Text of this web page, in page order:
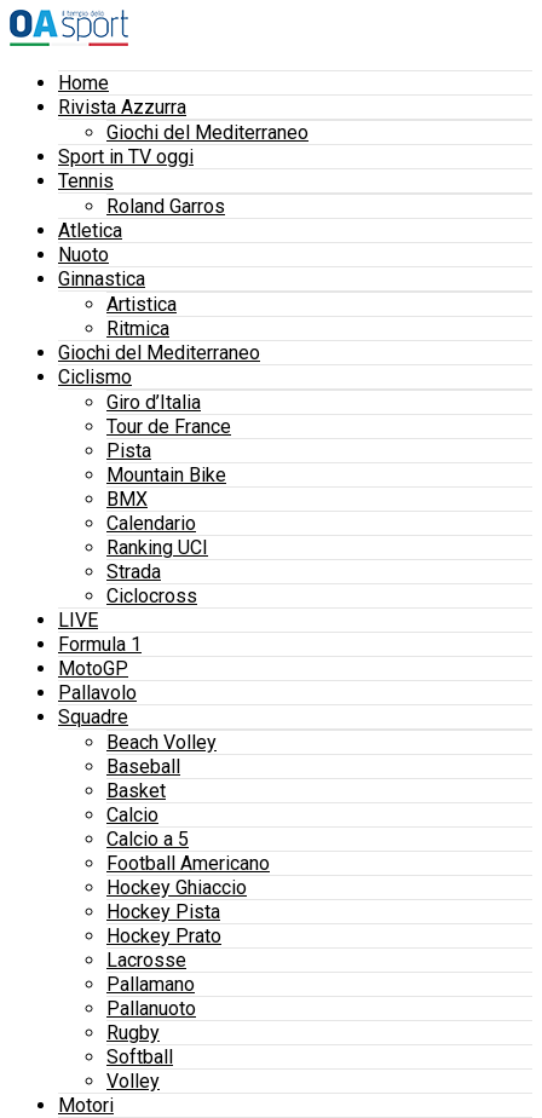
Home
Rivista Azzurra
Giochi del Mediterraneo
Sport in TV oggi
Tennis
Roland Garros
Atletica
Nuoto
Ginnastica
Artistica
Ritmica
Giochi del Mediterraneo
Ciclismo
Giro d’Italia
Tour de France
Pista
Mountain Bike
BMX
Calendario
Ranking UCI
Strada
Ciclocross
LIVE
Formula 1
MotoGP
Pallavolo
Squadre
Beach Volley
Baseball
Basket
Calcio
Calcio a 5
Football Americano
Hockey Ghiaccio
Hockey Pista
Hockey Prato
Lacrosse
Pallamano
Pallanuoto
Rugby
Softball
Volley
Motori